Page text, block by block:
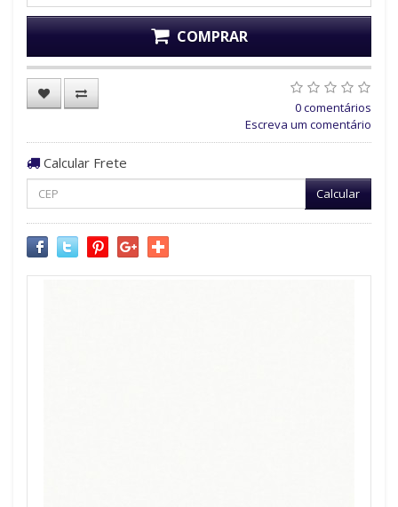
COMPRAR
0 comentários
Escreva um comentário
Calcular Frete
Calcular